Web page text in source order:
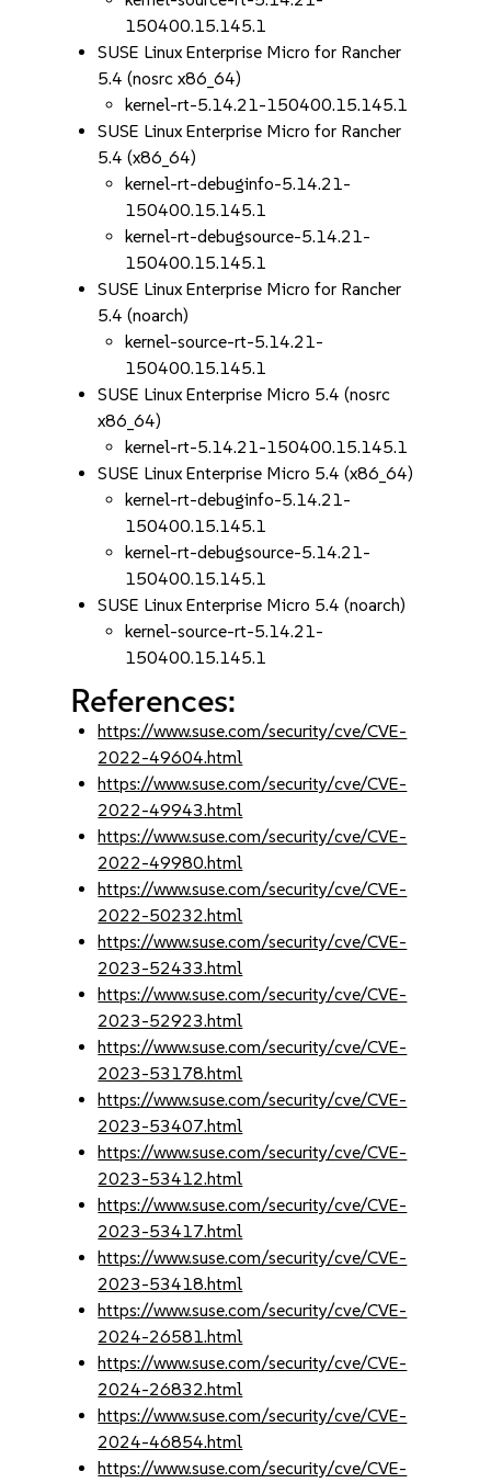
150400.15.145.1
SUSE Linux Enterprise Micro for Rancher
5.4 (nosrc x86_64)
kernel-rt-5.14.21-150400.15.145.1
SUSE Linux Enterprise Micro for Rancher
5.4 (x86_64)
kernel-rt-debuginfo-5.14.21-
150400.15.145.1
kernel-rt-debugsource-5.14.21-
150400.15.145.1
SUSE Linux Enterprise Micro for Rancher
5.4 (noarch)
kernel-source-rt-5.14.21-
150400.15.145.1
SUSE Linux Enterprise Micro 5.4 (nosrc
x86_64)
kernel-rt-5.14.21-150400.15.145.1
SUSE Linux Enterprise Micro 5.4 (x86_64)
kernel-rt-debuginfo-5.14.21-
150400.15.145.1
kernel-rt-debugsource-5.14.21-
150400.15.145.1
SUSE Linux Enterprise Micro 5.4 (noarch)
kernel-source-rt-5.14.21-
150400.15.145.1
References:
https://www.suse.com/security/cve/CVE-
2022-49604.html
https://www.suse.com/security/cve/CVE-
2022-49943.html
https://www.suse.com/security/cve/CVE-
2022-49980.html
https://www.suse.com/security/cve/CVE-
2022-50232.html
https://www.suse.com/security/cve/CVE-
2023-52433.html
https://www.suse.com/security/cve/CVE-
2023-52923.html
https://www.suse.com/security/cve/CVE-
2023-53178.html
https://www.suse.com/security/cve/CVE-
2023-53407.html
https://www.suse.com/security/cve/CVE-
2023-53412.html
https://www.suse.com/security/cve/CVE-
2023-53417.html
https://www.suse.com/security/cve/CVE-
2023-53418.html
https://www.suse.com/security/cve/CVE-
2024-26581.html
https://www.suse.com/security/cve/CVE-
2024-26832.html
https://www.suse.com/security/cve/CVE-
2024-46854.html
https://www.suse.com/security/cve/CVE-